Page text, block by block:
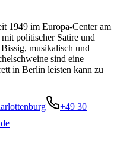
1949 im Europa-Center am
politischer Satire und
musikalisch und
sind eine
in Berlin leisten kann zu
+49 30